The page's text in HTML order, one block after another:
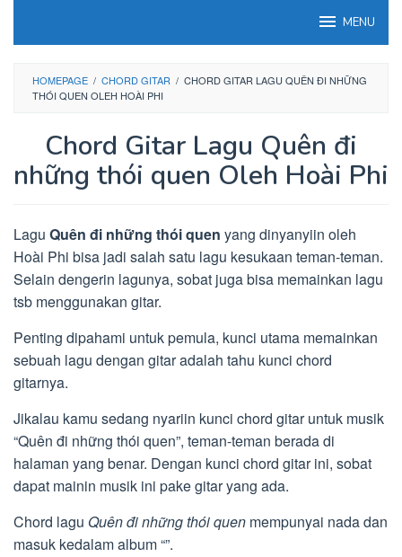
MENU
HOMEPAGE / CHORD GITAR / CHORD GITAR LAGU QUÊN ĐI NHỮNG
THÓI QUEN OLEH HOÀI PHI
Chord Gitar Lagu Quên đi
những thói quen Oleh Hoài Phi
Lagu Quên đi những thói quen yang dinyanyiin oleh
Hoài Phi bisa jadi salah satu lagu kesukaan teman-teman.
Selain dengerin lagunya, sobat juga bisa memainkan lagu
tsb menggunakan gitar.
Penting dipahami untuk pemula, kunci utama memainkan
sebuah lagu dengan gitar adalah tahu kunci chord
gitarnya.
Jikalau kamu sedang nyariin kunci chord gitar untuk musik
“Quên đi những thói quen”, teman-teman berada di
halaman yang benar. Dengan kunci chord gitar ini, sobat
dapat mainin musik ini pake gitar yang ada.
Chord lagu Quên đi những thói quen mempunyai nada dan
masuk kedalam album “”.